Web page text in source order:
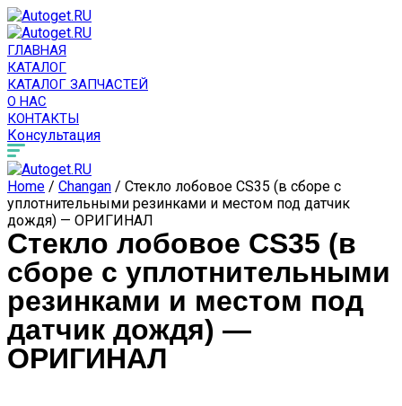
ГЛАВНАЯ
КАТАЛОГ
КАТАЛОГ ЗАПЧАСТЕЙ
О НАС
КОНТАКТЫ
Консультация
Home / Changan / Стекло лобовое CS35 (в сборе с
уплотнительными резинками и местом под датчик
дождя) — ОРИГИНАЛ
Стекло лобовое CS35 (в
сборе с уплотнительными
резинками и местом под
датчик дождя) —
ОРИГИНАЛ